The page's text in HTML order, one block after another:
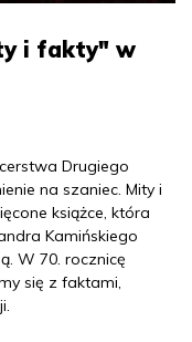
i fakty" w
Drugiego
na szaniec. Mity i
książce, która
Kamińskiego
W 70. rocznicę
się z faktami,